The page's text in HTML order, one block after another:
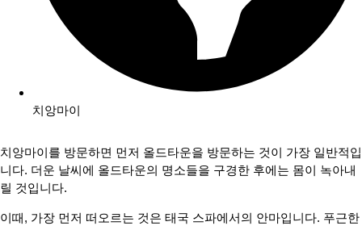
치앙마이
치앙마이를 방문하면 먼저 올드타운을 방문하는 것이 가장 일반적입
니다. 더운 날씨에 올드타운의 명소들을 구경한 후에는 몸이 녹아내
릴 것입니다.
이때, 가장 먼저 떠오르는 것은 태국 스파에서의 안마입니다. 푸근한